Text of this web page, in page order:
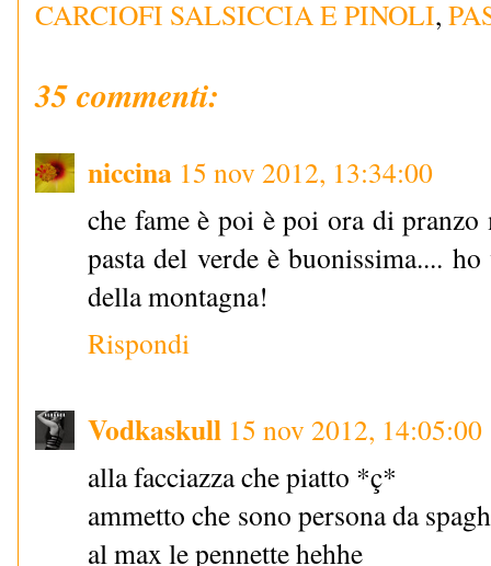
CARCIOFI SALSICCIA E PINOLI,
35 commenti:
niccina 15 nov 2012, 13:34:00
che fame è poi è poi ora di
pasta del verde è buonissima....
della montagna!
Rispondi
Vodkaskull 15 nov 2012, 14:05:00
alla facciazza che piatto *ç*
ammetto che sono persona da
al max le pennette hehhe